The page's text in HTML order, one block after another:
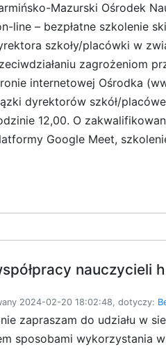
Mazurski Ośrodek
line – bezpłatne szkolenie
szkoły/placówki w
zagrożeniom
internetowej Ośrodka
dyrektorów szkół/
12,00. O
Google Meet,
nauczycieli
2024-02-20 18:02:48, dotyczy:
zapraszam do udziału w
sposobami wykorzystania